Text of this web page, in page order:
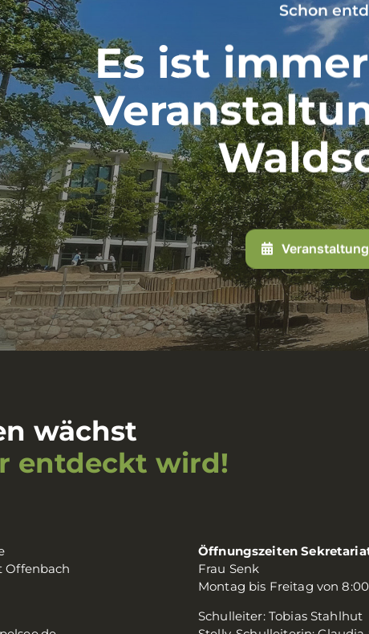
Schon
Es ist
wächst
entdeckt wird!
Offenbach
Öffnungszeiten
Frau Senk
Montag bis Freitag von
Schulleiter: Tobias Stahlhut